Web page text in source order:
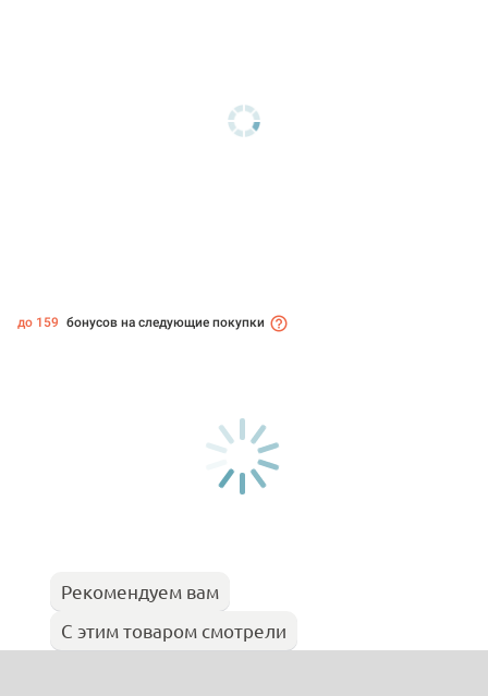
до 159 бонусов на следующие покупки
Рекомендуем вам
С этим товаром смотрели